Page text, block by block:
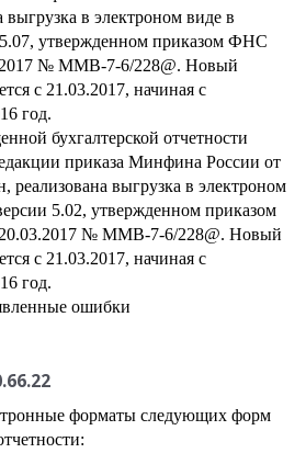
выгрузка в электроном виде в
утвержденном приказом ФНС
№ ММВ-7-6/228@. Новый
с 21.03.2017, начиная с
год.
бухгалтерской отчетности
приказа Минфина России от
реализована выгрузка в электроном
5.02, утвержденном приказом
№ ММВ-7-6/228@. Новый
с 21.03.2017, начиная с
год.
ошибки
форматы следующих форм